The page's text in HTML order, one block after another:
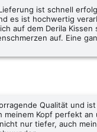
ist schnell
es ist hochwertig
auf dem Derila Kissen
auf. Eine
Qualität und
meinem Kopf perfekt an
nur tiefer, auch